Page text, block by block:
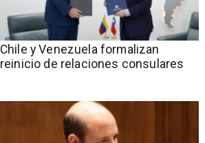
Chile y Venezuela formalizan
reinicio de relaciones consulares